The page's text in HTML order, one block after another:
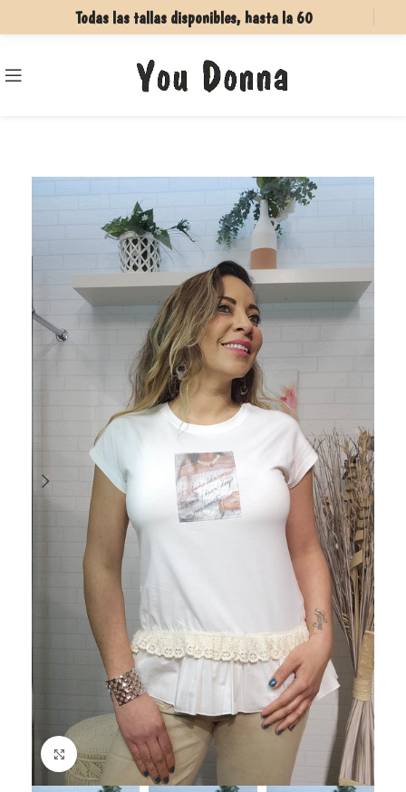
Todas las tallas disponibles, hasta la 60
Haga Click para agrandar